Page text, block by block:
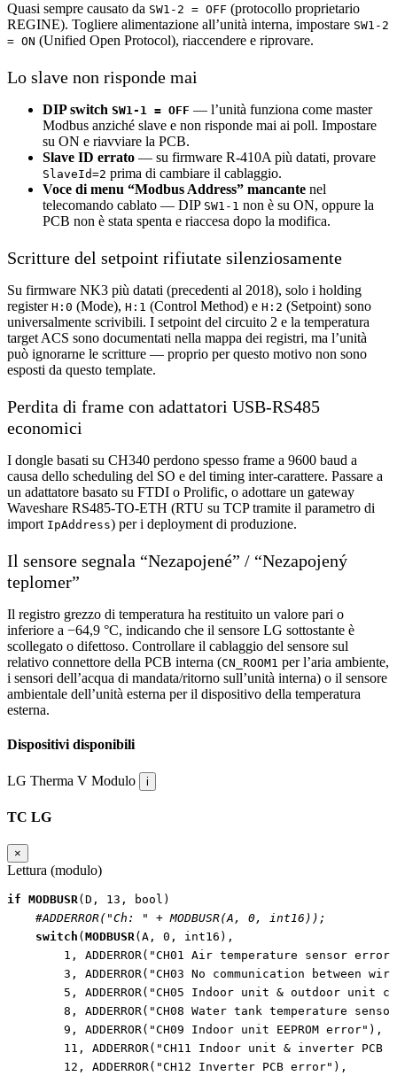
Quasi sempre causato da SW1-2 = OFF (protocollo proprietario
REGINE). Togliere alimentazione all’unità interna, impostare SW1-2
= ON (Unified Open Protocol), riaccendere e riprovare.
Lo slave non risponde mai
DIP switch SW1-1 = OFF — l’unità funziona come master
Modbus anziché slave e non risponde mai ai poll. Impostare
su ON e riavviare la PCB.
Slave ID errato — su firmware R-410A più datati, provare
SlaveId=2 prima di cambiare il cablaggio.
Voce di menu “Modbus Address” mancante nel
telecomando cablato — DIP SW1-1 non è su ON, oppure la
PCB non è stata spenta e riaccesa dopo la modifica.
Scritture del setpoint rifiutate silenziosamente
Su firmware NK3 più datati (precedenti al 2018), solo i holding
register H:0 (Mode), H:1 (Control Method) e H:2 (Setpoint) sono
universalmente scrivibili. I setpoint del circuito 2 e la temperatura
target ACS sono documentati nella mappa dei registri, ma l’unità
può ignorarne le scritture — proprio per questo motivo non sono
esposti da questo template.
Perdita di frame con adattatori USB-RS485
economici
I dongle basati su CH340 perdono spesso frame a 9600 baud a
causa dello scheduling del SO e del timing inter-carattere. Passare a
un adattatore basato su FTDI o Prolific, o adottare un gateway
Waveshare RS485-TO-ETH (RTU su TCP tramite il parametro di
import IpAddress) per i deployment di produzione.
Il sensore segnala “Nezapojené” / “Nezapojený
teplomer”
Il registro grezzo di temperatura ha restituito un valore pari o
inferiore a −64,9 °C, indicando che il sensore LG sottostante è
scollegato o difettoso. Controllare il cablaggio del sensore sul
relativo connettore della PCB interna (CN_ROOM1 per l’aria ambiente,
i sensori dell’acqua di mandata/ritorno sull’unità interna) o il sensore
ambientale dell’unità esterna per il dispositivo della temperatura
esterna.
Dispositivi disponibili
LG Therma V Modulo i
TC LG
×
Lettura (modulo)
if MODBUSR( D , 13 , bool )
#ADDERROR("Ch: " + MODBUSR(A, 0, int16));
switch ( MODBUSR( A , 0 , int16 ),
1 , ADDERROR( "CH01 Air temperature sensor error"
3 , ADDERROR( "CH03 No communication between
5 , ADDERROR( "CH05 Indoor unit & outdoor unit
8 , ADDERROR( "CH08 Water tank temperature
9 , ADDERROR( "CH09 Indoor unit EEPROM error" ),
11 , ADDERROR( "CH11 Indoor unit & inverter PCB
12 , ADDERROR( "CH12 Inverter PCB error" ),